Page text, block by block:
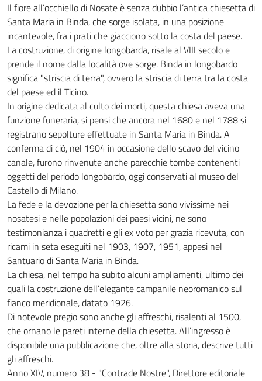
Il fiore all’occhiello di Nosate è senza dubbio l’antica chiesetta di
Santa Maria in Binda, che sorge isolata, in una posizione
incantevole, fra i prati che giacciono sotto la costa del paese.
La costruzione, di origine longobarda, risale al VIII secolo e
prende il nome dalla località ove sorge. Binda in longobardo
significa "striscia di terra", ovvero la striscia di terra tra la costa
del paese ed il Ticino.
In origine dedicata al culto dei morti, questa chiesa aveva una
funzione funeraria, si pensi che ancora nel 1680 e nel 1788 si
registrano sepolture effettuate in Santa Maria in Binda. A
conferma di ciò, nel 1904 in occasione dello scavo del vicino
canale, furono rinvenute anche parecchie tombe contenenti
oggetti del periodo longobardo, oggi conservati al museo del
Castello di Milano.
La fede e la devozione per la chiesetta sono vivissime nei
nosatesi e nelle popolazioni dei paesi vicini, ne sono
testimonianza i quadretti e gli ex voto per grazia ricevuta, con
ricami in seta eseguiti nel 1903, 1907, 1951, appesi nel
Santuario di Santa Maria in Binda.
La chiesa, nel tempo ha subito alcuni ampliamenti, ultimo dei
quali la costruzione dell’elegante campanile neoromanico sul
fianco meridionale, datato 1926.
Di notevole pregio sono anche gli affreschi, risalenti al 1500,
che ornano le pareti interne della chiesetta. All’ingresso è
disponibile una pubblicazione che, oltre alla storia, descrive tutti
gli affreschi.
Anno XIV, numero 38 - "Contrade Nostre", Direttore editoriale